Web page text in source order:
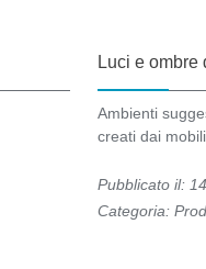
Luci e ombre
Ambienti
creati dai
Pubblicato il:
Categoria: